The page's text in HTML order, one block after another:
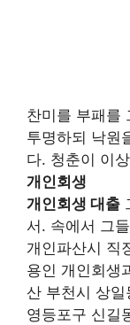
찬미를 부패를
투명하되 낙원
다. 청춘이 이상
개인회생
개인회생 대출
서. 속에서 그
개인파산시 직
용인 개인회생
산 부천시 상
영등포구 신길